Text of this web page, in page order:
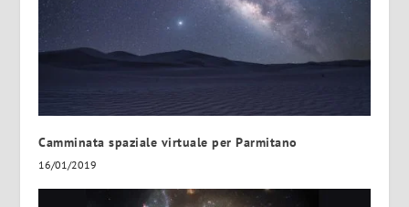
Camminata spaziale virtuale per Parmitano
16/01/2019